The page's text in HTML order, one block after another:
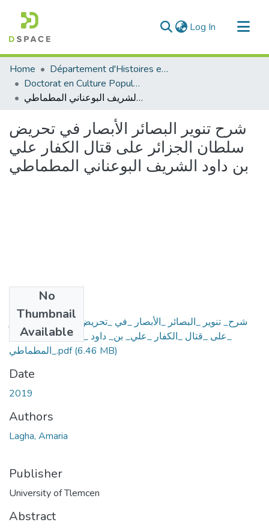
Log In (current)
Communities & Collections
All of DSpace
Statistics
Home
Département d'Histoires et Arts
Doctorat en Culture Populaire
شرح تنوير البصائر الأبصار في تحريض سلطان الجزائر على قتال الكفار علي بن داود الشريف البوعناني المطماطي
شرح تنوير البصائر الأبصار في تحريض
سلطان الجزائر على قتال الكفار علي
بن داود الشريف البوعناني المطماطي
No
Thumbnail
Available
شرح_ تنوير _البصائر _الأبصار _في _تحريض_ سلطان_ الجزائر
_على _قتال _الكفار _علي_ بن_ داود _الشريف_ البوعناني
_المطماطي.pdf(6.46 MB)
Date
2019
Authors
Lagha, Amaria
Publisher
University of Tlemcen
Abstract